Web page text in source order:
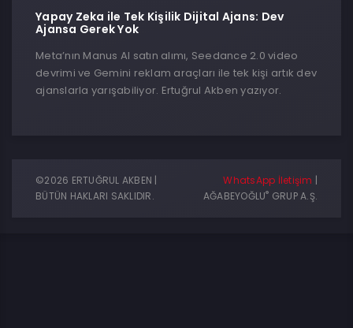
Yapay Zeka ile Tek Kişilik Dijital Ajans: Dev
Ajansa Gerek Yok
Meta’nın Manus AI satın alımı, Seedance 2.0 video
devrimi ve Gemini reklam araçları ile tek kişi artık dev
ajanslarla yarışabiliyor. Ertuğrul Akben yazıyor.
©2026 ERTUĞRUL AKBEN |
BÜTÜN HAKLARI SAKLIDIR.
WhatsApp İletişim |
AĞABEYOĞLU® GRUP A.Ş.